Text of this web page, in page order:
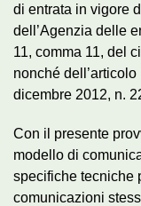
di entrata in vigore
dell’Agenzia delle
11, comma 11, del
nonché
dicembre 2012, n.
Con il presente
modello di
specifiche tecniche
comunicazioni